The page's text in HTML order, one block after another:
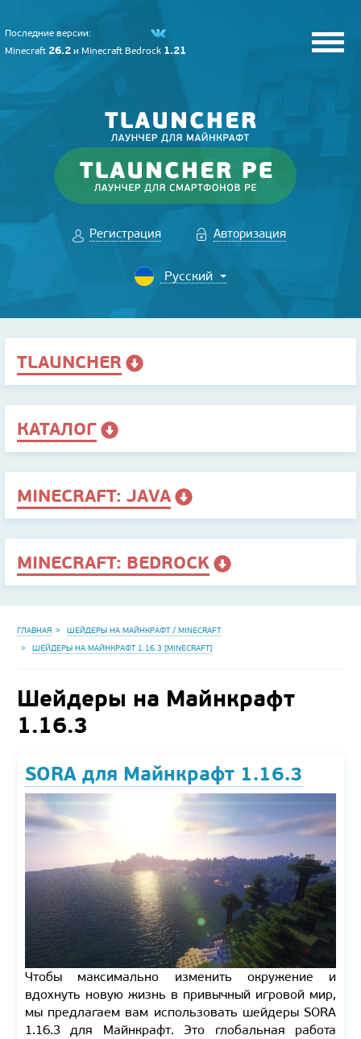
Последние версии:
Minecraft 26.2 и Minecraft Bedrock 1.21
Регистрация Авторизация
TLAUNCHER
КАТАЛОГ
MINECRAFT: JAVA
MINECRAFT: BEDROCK
ГЛАВНАЯ
ШЕЙДЕРЫ НА МАЙНКРАФТ / MINECRAFT
ШЕЙДЕРЫ НА МАЙНКРАФТ 1.16.3 [MINECRAFT]
Шейдеры на Майнкрафт
1.16.3
SORA для Майнкрафт 1.16.3
Чтобы максимально изменить окружение и
вдохнуть новую жизнь в привычный игровой мир,
мы предлагаем вам использовать шейдеры SORA
1.16.3 для Майнкрафт. Это глобальная работа